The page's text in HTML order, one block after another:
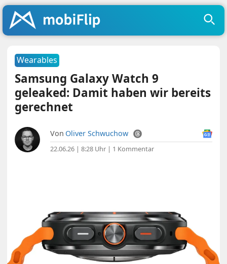
Wearables
Samsung Galaxy Watch 9
geleaked: Damit haben wir bereits
gerechnet
Von Oliver Schwuchow
22.06.26 | 8:28 Uhr | 1 Kommentar